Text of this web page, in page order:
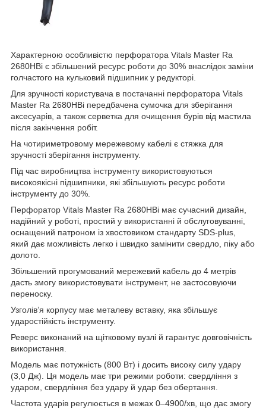
Характерною особливістю перфоратора Vitals Master Ra
2680HBi є збільшений ресурс роботи до 30% внаслідок заміни
голчастого на кульковий підшипник у редукторі.
Для зручності користувача в постачанні перфоратора Vitals
Master Ra 2680HBi передбачена сумочка для зберігання
аксесуарів, а також серветка для очищення бурів від мастила
після закінчення робіт.
На чотириметровому мережевому кабелі є стяжка для
зручності зберігання інструменту.
Під час виробництва інструменту використовуються
високоякісні підшипники, які збільшують ресурс роботи
інструменту до 30%.
Перфоратор Vitals Master Ra 2680HBi має сучасний дизайн,
надійний у роботі, простий у використанні й обслуговуванні,
оснащений патроном із хвостовиком стандарту SDS-plus,
який дає можливість легко і швидко замінити свердло, піку або
долото.
Збільшений прогумований мережевий кабель до 4 метрів
дасть змогу використовувати інструмент, не застосовуючи
переноску.
Узголів’я корпусу має металеву вставку, яка збільшує
ударостійкість інструменту.
Реверс виконаний на щітковому вузлі й гарантує довговічність
використання.
Модель має потужність (800 Вт) і досить високу силу удару
(3,0 Дж). Ця модель має три режими роботи: свердління з
ударом, свердління без удару й удар без обертання.
Частота ударів регулюється в межах 0–4900/хв, що дає змогу